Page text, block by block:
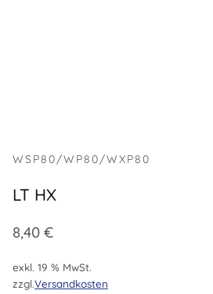
WSP80/WP80/WXP80
LT HX
8,40 €
exkl. 19 % MwSt.
zzgl.Versandkosten